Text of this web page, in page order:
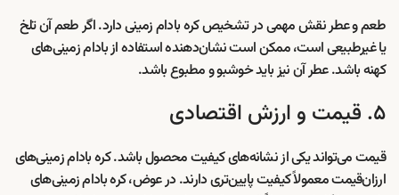
طعم و عطر نقش مهمی در تشخیص کره بادام زمینی دارد. اگر طعم آن تلخ
یا غیرطبیعی است، ممکن است نشان‌دهنده استفاده از بادام زمینی‌های
کهنه باشد. عطر آن نیز باید خوشبو و مطبوع باشد.
۵. قیمت و ارزش اقتصادی
قیمت می‌تواند یکی از نشانه‌های کیفیت محصول باشد. کره بادام زمینی‌های
ارزان‌قیمت معمولاً کیفیت پایین‌تری دارند. در عوض، کره بادام زمینی‌های